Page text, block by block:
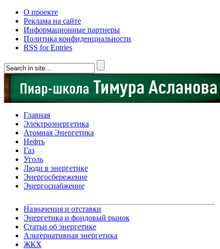
О проекте
Реклама на сайте
Информационные партнеры
Политика конфиденциальности
RSS for Entries
Главная
Электроэнергетика
Атомная Энергетика
Нефть
Газ
Уголь
Люди в энергетике
Энергосбережение
Энергоснабжение
Назначения и отставки
Энергетика и фондовый рынок
Статьи об энергетике
Альтернативная энергетика
ЖКХ